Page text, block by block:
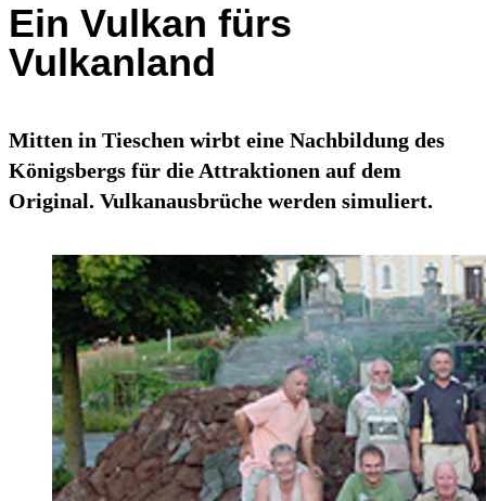
Ein Vulkan fürs
Vulkanland
Mitten in Tieschen wirbt eine Nachbildung des
Königsbergs für die Attraktionen auf dem
Original. Vulkanausbrüche werden simuliert.